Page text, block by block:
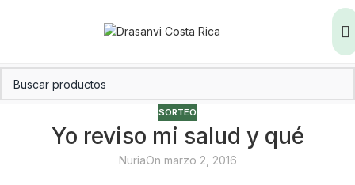
SORTEO
Yo reviso mi salud y qué
NuriaOn marzo 2, 2016